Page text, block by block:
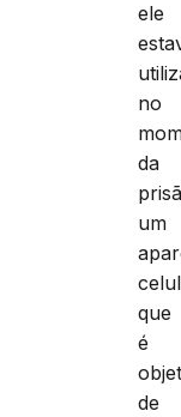
ele
no
da
um
que
é
de